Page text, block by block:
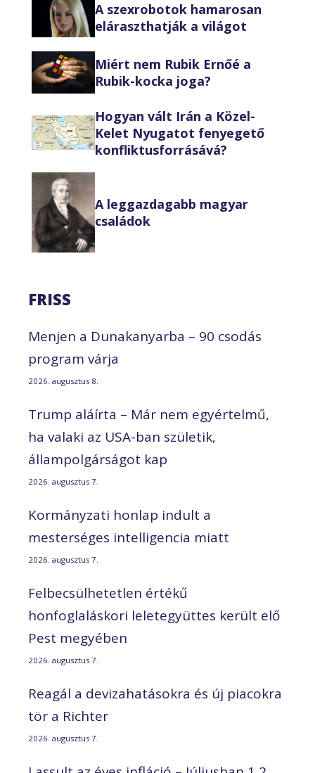
A szexrobotok hamarosan
eláraszthatják a világot
Miért nem Rubik Ernőé a
Rubik-kocka joga?
Hogyan vált Irán a Közel-
Kelet Nyugatot fenyegető
konfliktusforrásává?
A leggazdagabb magyar
családok
FRISS
Menjen a Dunakanyarba – 90 csodás
program várja
2026. augusztus 8.
Trump aláírta – Már nem egyértelmű,
ha valaki az USA-ban születik,
állampolgárságot kap
2026. augusztus 7.
Kormányzati honlap indult a
mesterséges intelligencia miatt
2026. augusztus 7.
Felbecsülhetetlen értékű
honfoglaláskori leletegyüttes került elő
Pest megyében
2026. augusztus 7.
Reagál a devizahatásokra és új piacokra
tör a Richter
2026. augusztus 7.